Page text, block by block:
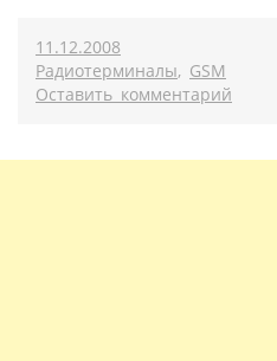
11.12.2008
Радиотерминалы, GSM
Оставить комментарий